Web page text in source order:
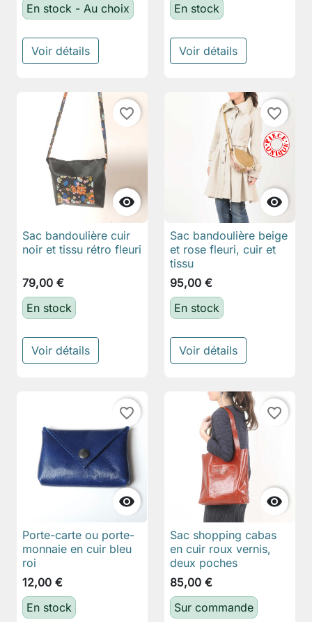
En stock - Au choix
Voir détails
En stock
Voir détails

favorite_border
Sac bandoulière cuir
noir et tissu rétro fleuri
79,00 €
En stock
Voir détails

favorite_border
Sac bandoulière beige
et rose fleuri, cuir et
tissu
95,00 €
En stock
Voir détails

favorite_border
Porte-carte ou porte-
monnaie en cuir bleu
roi
12,00 €
En stock

favorite_border
Sac shopping cabas
en cuir roux vernis,
deux poches
85,00 €
Sur commande